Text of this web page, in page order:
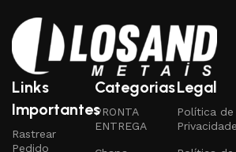
Links
Importantes
Rastrear
Pedido
Categorias
PRONTA
ENTREGA
Legal
Política de
Privacidade